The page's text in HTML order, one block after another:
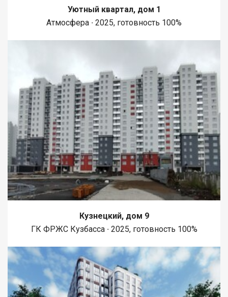
Уютный квартал, дом 1
Атмосфера ∙ 2025, готовность 100%
Кузнецкий, дом 9
ГК ФРЖС Кузбасса ∙ 2025, готовность 100%